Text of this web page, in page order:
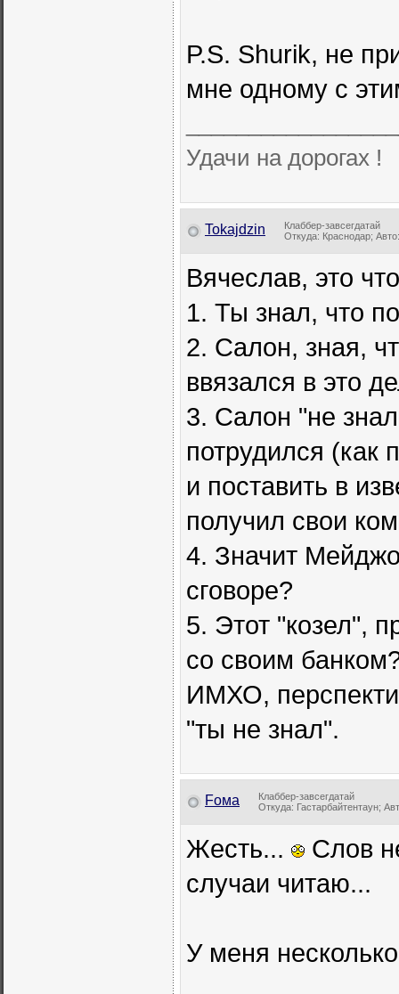
P.S. Shurik, не
мне одному с
Удачи на дорогах !
Tokajdzin
Клаббер-завсегдатай
Откуда: Краснодар;
Вячеслав, это
1. Ты знал, что
2. Салон, зная,
ввязался в это
3. Салон "не
потрудился (как
и поставить в
получил свои
4. Значит
сговоре?
5. Этот "козел",
со своим
ИМХО,
"ты не знал".
Fома
Клаббер-завсегдатай
Откуда: Гастарбайтентаун;
Жесть...
Слов
случаи читаю...
У меня